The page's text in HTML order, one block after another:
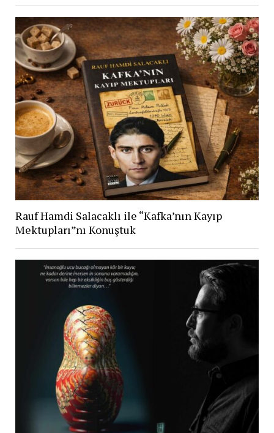
Rauf Hamdi Salacaklı ile “Kafka’nın Kayıp
Mektupları”nı Konuştuk